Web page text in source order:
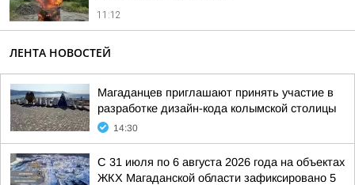
11:12
ЛЕНТА НОВОСТЕЙ
Магаданцев приглашают принять участие в
разработке дизайн-кода колымской столицы
14:30
С 31 июля по 6 августа 2026 года на объектах
ЖКХ Магаданской области зафиксировано 5